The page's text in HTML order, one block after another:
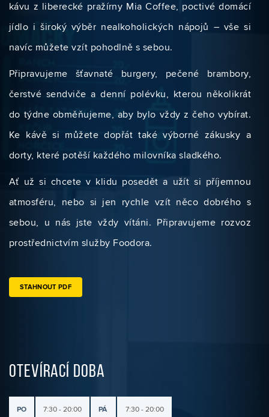
kávu z liberecké pražírny Mia Coffee, poctivé domácí
jídlo i široký výběr nealkoholických nápojů – vše si
navíc můžete vzít pohodlně s sebou.
Připravujeme šťavnaté burgery, pečené brambory,
čerstvé sendviče a denní polévku, kterou několikrát
do týdne obměňujeme, aby bylo vždy z čeho vybírat.
Ke kávě si můžete dopřát také výborné zákusky a
dorty, které potěší každého milovníka sladkého.
Ať už si chcete v klidu posedět a užít si příjemnou
atmosféru, nebo si jen rychle vzít něco dobrého s
sebou, u nás jste vždy vítáni. Připravujeme rozvoz
prostřednictvím služby Foodora.
STAHNOUT PDF
OTEVÍRACÍ DOBA
PO 7:30 - 20:00 PÁ 7:30 - 20:00